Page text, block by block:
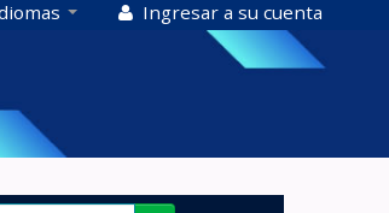
Ingresar a su cuenta